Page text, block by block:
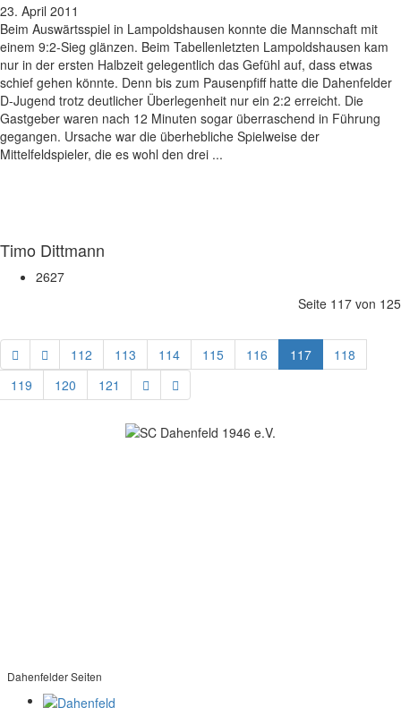
23. April 2011
Beim Auswärtsspiel in Lampoldshausen konnte die Mannschaft mit
einem 9:2-Sieg glänzen. Beim Tabellenletzten Lampoldshausen kam
nur in der ersten Halbzeit gelegentlich das Gefühl auf, dass etwas
schief gehen könnte. Denn bis zum Pausenpfiff hatte die Dahenfelder
D-Jugend trotz deutlicher Überlegenheit nur ein 2:2 erreicht. Die
Gastgeber waren nach 12 Minuten sogar überraschend in Führung
gegangen. Ursache war die überhebliche Spielweise der
Mittelfeldspieler, die es wohl den drei ...
Timo Dittmann
2627
Seite 117 von 125
112 113 114 115 116 117
118
119
120 121
Dahenfelder Seiten